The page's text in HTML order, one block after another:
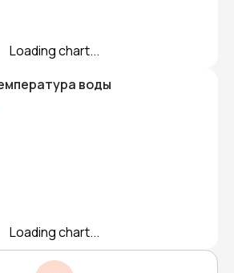
Loading chart...
воды
Loading chart...